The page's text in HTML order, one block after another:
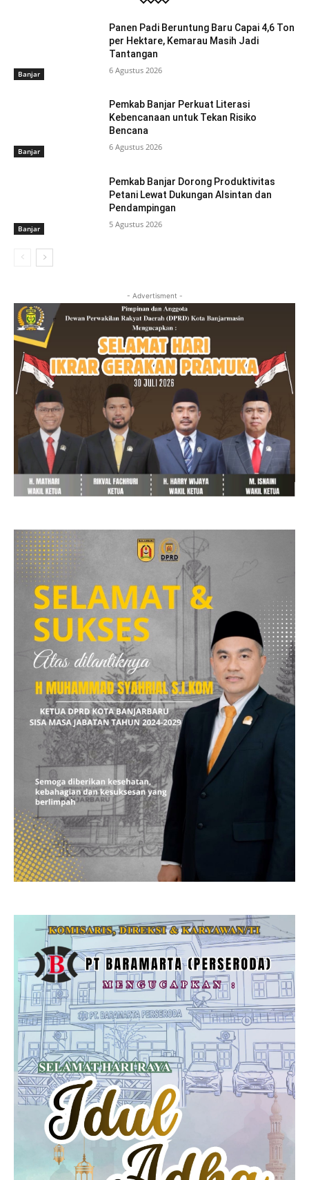
Banjar
Panen Padi Beruntung Baru Capai 4,6 Ton
per Hektare, Kemarau Masih Jadi
Tantangan
6 Agustus 2026
Banjar
Pemkab Banjar Perkuat Literasi
Kebencanaan untuk Tekan Risiko
Bencana
6 Agustus 2026
Banjar
Pemkab Banjar Dorong Produktivitas
Petani Lewat Dukungan Alsintan dan
Pendampingan
5 Agustus 2026
- Advertisment -